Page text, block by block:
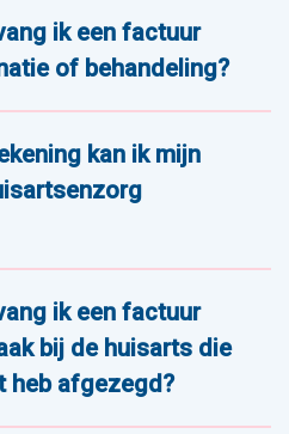
ik een factuur
of behandeling?
kan ik mijn
ik een factuur
bij de huisarts die
heb afgezegd?